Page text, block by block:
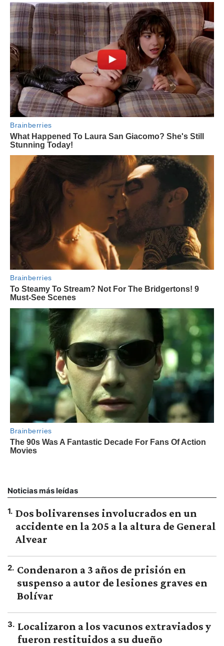
Noticias más leídas
1. Dos bolivarenses involucrados en un
accidente en la 205 a la altura de General
Alvear
2. Condenaron a 3 años de prisión en
suspenso a autor de lesiones graves en
Bolívar
3. Localizaron a los vacunos extraviados y
fueron restituidos a su dueño